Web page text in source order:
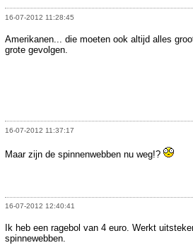
16-07-2012 11:28:45
Amerikanen... die moeten ook altijd alles
grote gevolgen.
16-07-2012 11:37:17
Maar zijn de spinnenwebben nu weg!?
16-07-2012 12:40:41
Ik heb een ragebol van 4 euro. Werkt
spinnewebben.